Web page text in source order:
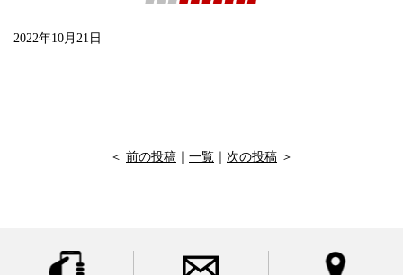
2022年10月21日
＜ 前の投稿 一覧 次の投稿 ＞